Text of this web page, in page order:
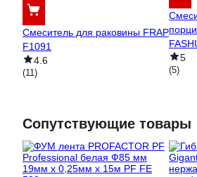
Смеситель для раковины FRAP
F1091
4.6
(11)
воды
5
(5)
Сопутствующие товары